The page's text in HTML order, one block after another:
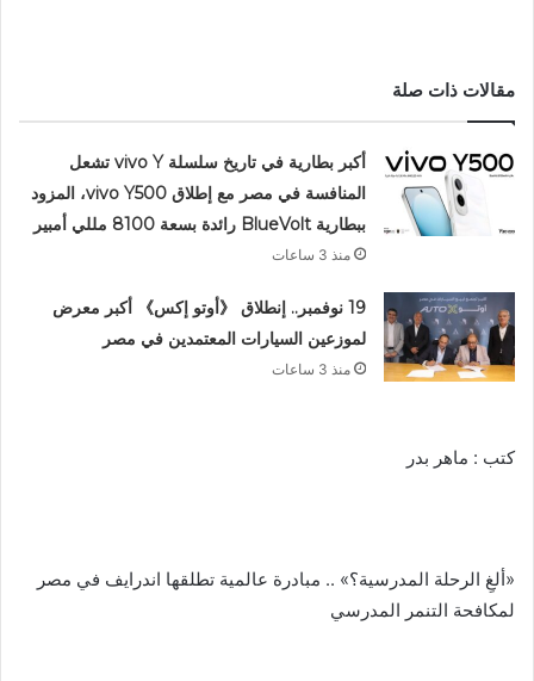
مقالات ذات صلة
أكبر بطارية في تاريخ سلسلة vivo Y تشعل
المنافسة في مصر مع إطلاق vivo Y500، المزود
ببطارية BlueVolt رائدة بسعة 8100 مللي أمبير
منذ 3 ساعات
19 نوفمبر.. إنطلاق 《أوتو إكس》 أكبر معرض
لموزعين السيارات المعتمدين في مصر
منذ 3 ساعات
كتب : ماهر بدر
«ألغِ الرحلة المدرسية؟» .. مبادرة عالمية تطلقها اندرايف في مصر
لمكافحة التنمر المدرسي